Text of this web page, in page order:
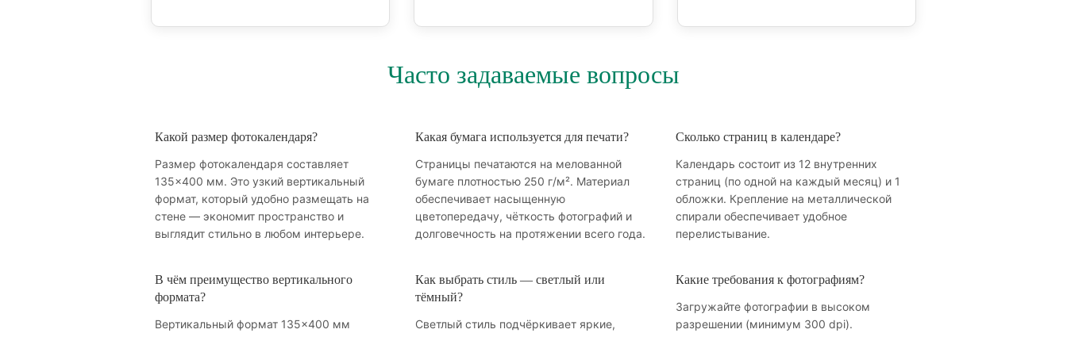
Часто задаваемые вопросы
Какой размер фотокалендаря?
Размер фотокалендаря составляет
135×400 мм. Это узкий вертикальный
формат, который удобно размещать на
стене — экономит пространство и
выглядит стильно в любом интерьере.
Какая бумага используется для печати?
Страницы печатаются на мелованной
бумаге плотностью 250 г/м². Материал
обеспечивает насыщенную
цветопередачу, чёткость фотографий и
долговечность на протяжении всего года.
Сколько страниц в календаре?
Календарь состоит из 12 внутренних
страниц (по одной на каждый месяц) и 1
обложки. Крепление на металлической
спирали обеспечивает удобное
перелистывание.
В чём преимущество вертикального
формата?
Вертикальный формат 135×400 мм
Как выбрать стиль — светлый или
тёмный?
Светлый стиль подчёркивает яркие,
Какие требования к фотографиям?
Загружайте фотографии в высоком
разрешении (минимум 300 dpi).